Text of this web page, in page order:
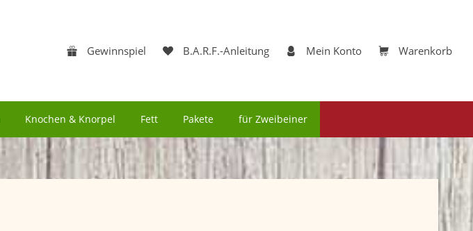
Navigation
Gewinnspiel B.A.R.F.-Anleitung Mein Konto Warenkorb
Navigation
Knochen & Knorpel Fett Pakete für Zweibeiner